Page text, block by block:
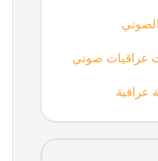
عراقيات صوتي
عراقية